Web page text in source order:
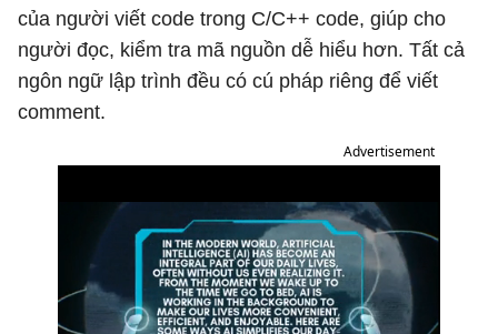
của người viết code trong C/C++ code, giúp cho
người đọc, kiểm tra mã nguồn dễ hiểu hơn. Tất cả
ngôn ngữ lập trình đều có cú pháp riêng để viết
comment.
Advertisement